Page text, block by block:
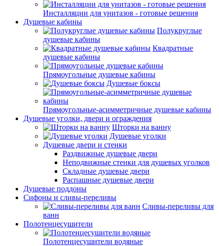
Инсталляции для унитазов - готовые решения
Душевые кабины
Полукруглые
душевые кабины
Квадратные
душевые кабины
Прямоугольные душевые кабины
Душевые боксы
Прямоугольные-асимметричные душевые кабины
Душевые уголки, двери и ограждения
Шторки на ванну
Душевые уголки
Душевые двери и стенки
Раздвижные душевые двери
Неподвижные стенки для душевых уголков
Складные душевые двери
Распашные душевые двери
Душевые поддоны
Сифоны и сливы-переливы
Сливы-переливы для
ванн
Полотенцесушители
Полотенцесушители водяные